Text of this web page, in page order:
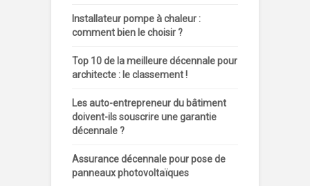
Installateur pompe à chaleur :
comment bien le choisir ?
Top 10 de la meilleure décennale pour
architecte : le classement !
Les auto-entrepreneur du bâtiment
doivent-ils souscrire une garantie
décennale ?
Assurance décennale pour pose de
panneaux photovoltaïques